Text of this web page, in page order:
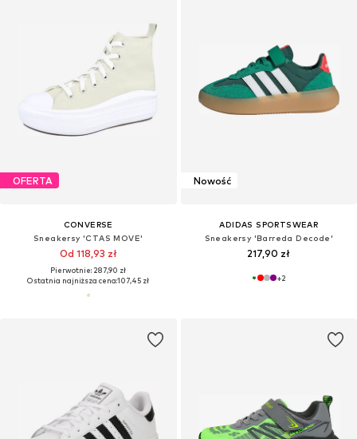
OFERTA
CONVERSE
Sneakersy 'CTAS MOVE'
Od 118,93 zł
Pierwotnie: 287,90 zł
Ostatnia najniższa cena:107,45 zł
Nowość
ADIDAS SPORTSWEAR
Sneakersy 'Barreda Decode'
217,90 zł
+2